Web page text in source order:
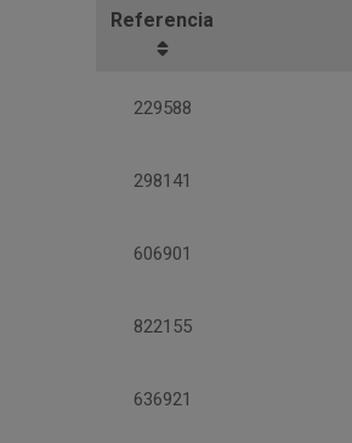
Referencia
229588
298141
606901
822155
636921